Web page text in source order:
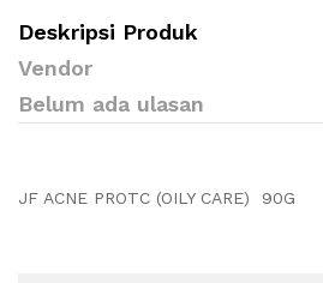
Deskripsi Produk
Vendor
Belum ada ulasan
JF ACNE PROTC (OILY CARE) 90G